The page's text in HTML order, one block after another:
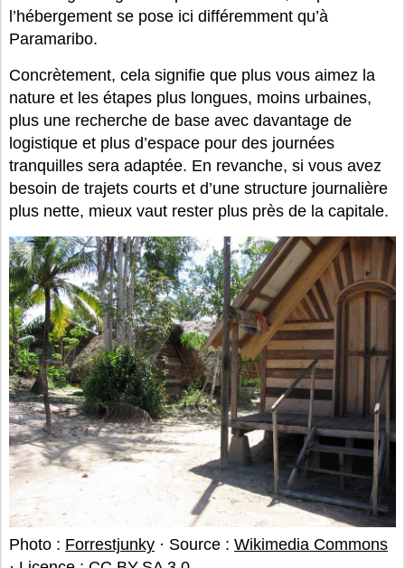
l’hébergement se pose ici différemment qu’à
Paramaribo.
Concrètement, cela signifie que plus vous aimez la
nature et les étapes plus longues, moins urbaines,
plus une recherche de base avec davantage de
logistique et plus d’espace pour des journées
tranquilles sera adaptée. En revanche, si vous avez
besoin de trajets courts et d’une structure journalière
plus nette, mieux vaut rester plus près de la capitale.
Photo : Forrestjunky · Source : Wikimedia Commons